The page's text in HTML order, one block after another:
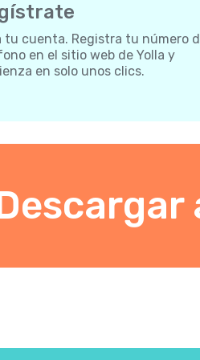
tu cuenta. Registra tu número
en el sitio web de Yolla y
en solo unos clics.